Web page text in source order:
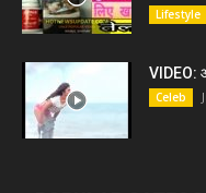
Lifestyle
VIDEO:
Celeb